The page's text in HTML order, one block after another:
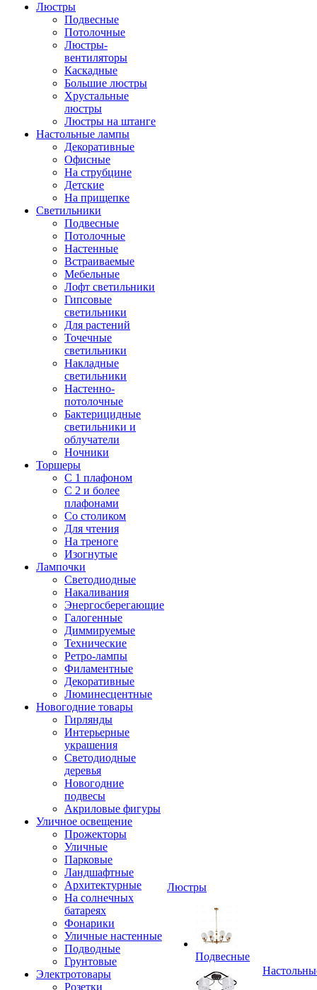
Люстры
Подвесные
Потолочные
Люстры-
вентиляторы
Каскадные
Большие люстры
Хрустальные
люстры
Люстры на штанге
Настольные лампы
Декоративные
Офисные
На струбцине
Детские
На прищепке
Светильники
Подвесные
Потолочные
Настенные
Встраиваемые
Мебельные
Лофт светильники
Гипсовые
светильники
Для растений
Точечные
светильники
Накладные
светильники
Настенно-
потолочные
Бактерицидные
светильники и
облучатели
Ночники
Торшеры
С 1 плафоном
С 2 и более
плафонами
Со столиком
Для чтения
На треноге
Изогнутые
Лампочки
Светодиодные
Накаливания
Энергосберегающие
Галогенные
Диммируемые
Технические
Ретро-лампы
Филаментные
Декоративные
Люминесцентные
Новогодние товары
Гирлянды
Интерьерные
украшения
Светодиодные
деревья
Новогодние
подвесы
Акриловые фигуры
Уличное освещение
Прожекторы
Уличные
Парковые
Ландшафтные
Архитектурные
На солнечных
батареях
Фонарики
Уличные настенные
Подводные
Грунтовые
Электротовары
Розетки
Люстры
Подвесные